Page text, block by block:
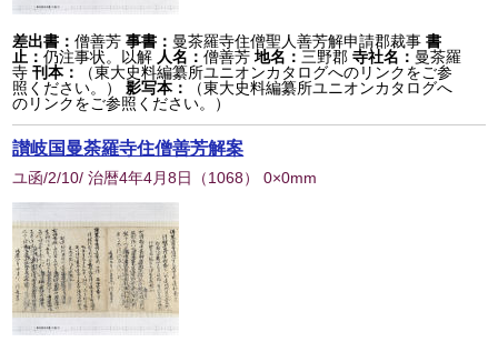
差出書：僧善芳 事書： 曼茶羅寺住僧聖人善芳解申請郡裁事書
止：仍注事状。以解 人名：僧善芳 地名： 三野郡 寺社名： 曼茶羅
寺 刊本：
（東大史料編纂所ユニオンカタログへのリンクをご参
照ください。）
影写本：
（東大史料編纂所ユニオンカタログへ
のリンクをご参照ください。）
讃岐国曼荼羅寺住僧善芳解案
ユ函/2/10/ 治暦4年4月8日 （1068） 0×0mm